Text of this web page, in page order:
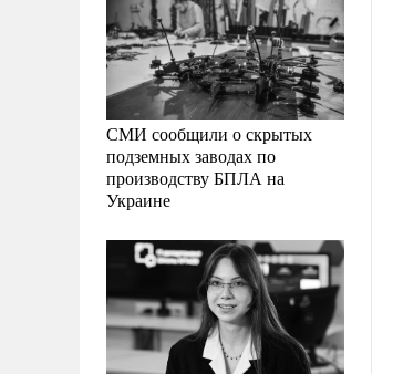
СМИ сообщили о скрытых
подземных заводах по
производству БПЛА на
Украине